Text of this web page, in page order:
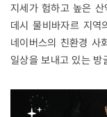
지세가 험하고 높은
데시 물비바자르 지역
네이버스의 친환경 사
일상을 보내고 있는 방